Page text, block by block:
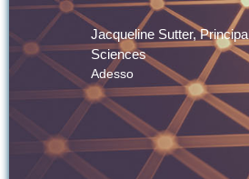
Jacqueline Sutter,
Sciences
Adesso